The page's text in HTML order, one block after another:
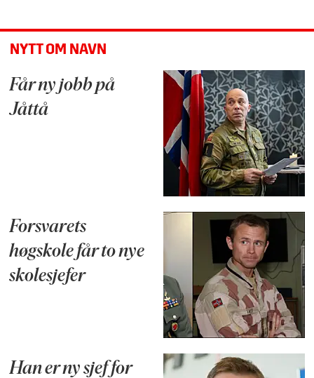
NYTT OM NAVN
Får ny jobb på
Jåttå
Forsvarets
høgskole får to nye
skolesjefer
Han er ny sjef for